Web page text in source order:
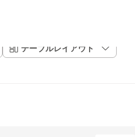
テーブルレイアウト